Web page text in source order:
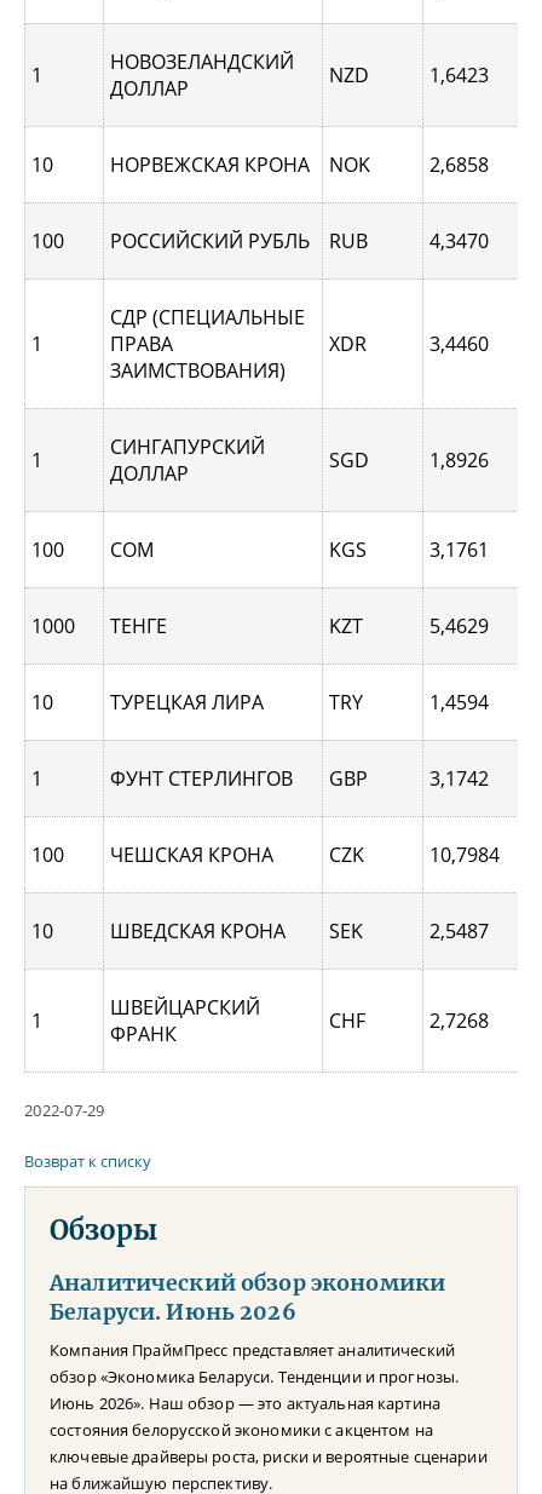
1
НОВОЗЕЛАНДСКИЙ
ДОЛЛАР
NZD 1,6423
10 НОРВЕЖСКАЯ КРОНА NOK 2,6858
100 РОССИЙСКИЙ РУБЛЬ RUB 4,3470
1
СДР (СПЕЦИАЛЬНЫЕ
ПРАВА
ЗАИМСТВОВАНИЯ)
XDR 3,4460
1
СИНГАПУРCКИЙ
ДОЛЛАР
SGD 1,8926
100 СОМ KGS 3,1761
1000 ТЕНГЕ KZT 5,4629
10 ТУРЕЦКАЯ ЛИРА TRY 1,4594
1 ФУНТ СТЕРЛИНГОВ GBP 3,1742
100 ЧЕШСКАЯ КРОНА CZK 10,7984
10 ШВЕДСКАЯ КРОНА SEK 2,5487
1
ШВЕЙЦАРСКИЙ
ФРАНК
CHF 2,7268
2022-07-29
Возврат к списку
Обзоры
Аналитический обзор экономики
Беларуси. Июнь 2026
Компания ПраймПресс представляет аналитический
обзор «Экономика Беларуси. Тенденции и прогнозы.
Июнь 2026». Наш обзор — это актуальная картина
состояния белорусской экономики с акцентом на
ключевые драйверы роста, риски и вероятные сценарии
на ближайшую перспективу.